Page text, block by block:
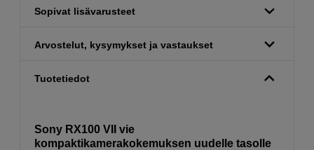
Sopivat lisävarusteet
Arvostelut, kysymykset ja vastaukset
Tuotetiedot
Sony RX100 VII vie
kompaktikamerakokemuksen uudelle tasolle